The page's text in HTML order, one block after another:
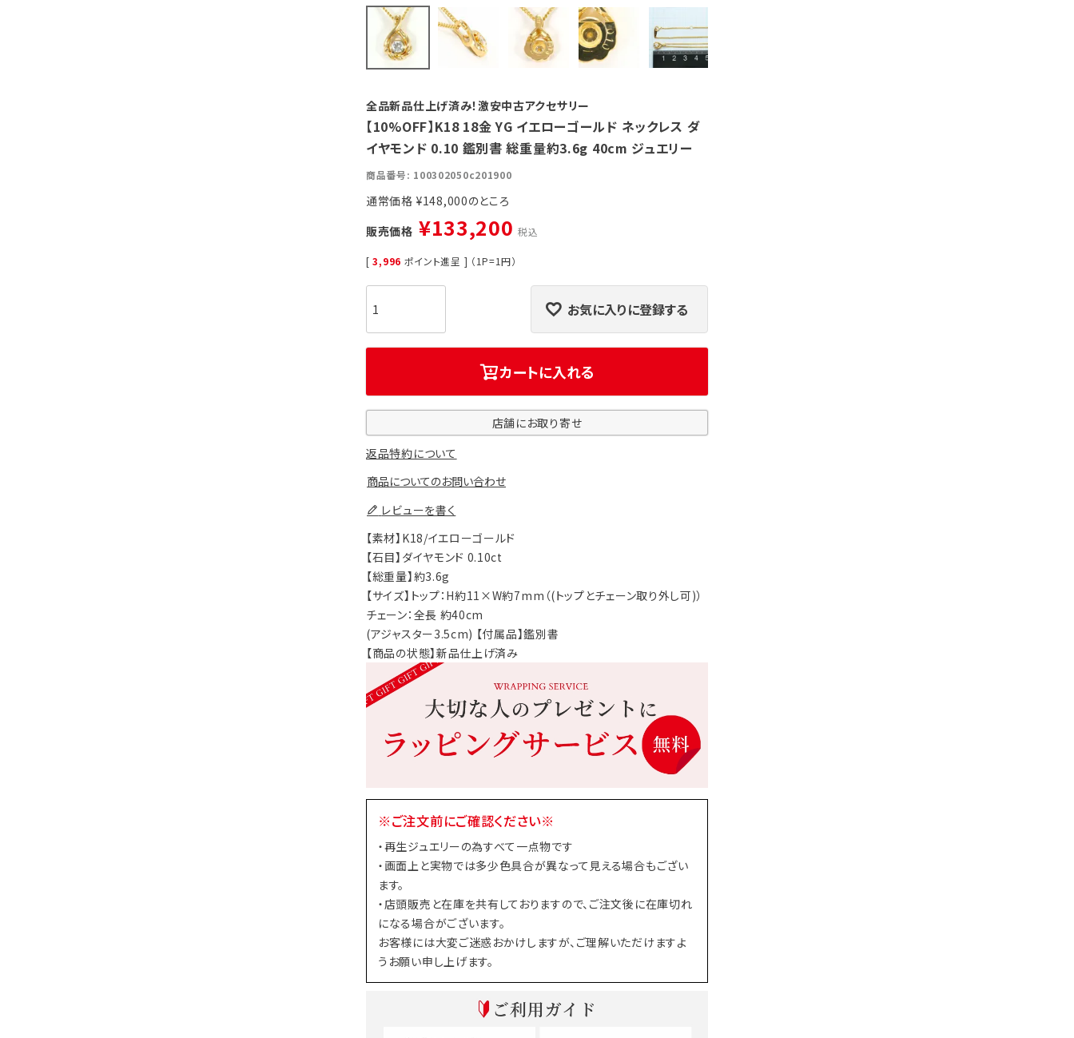
全品新品仕上げ済み！激安中古アクセサリー
【10%OFF】K18 18金 YG イエローゴールド ネックレス ダ
イヤモンド 0.10 鑑別書 総重量約3.6g 40cm ジュエリー
商品番号 100302050c201900
通常価格 ¥148,000
販売価格 ¥133,200 税込
[3,996 ポイント進呈 ] （1P=1円）
お気に入りに登録する
カートに入れる
店舗にお取り寄せ
返品特約について
商品についてのお問い合わせ
レビューを書く
【素材】K18/イエローゴールド
【石目】ダイヤモンド 0.10ct
【総重量】約3.6g
【サイズ】トップ：H約11×W約7mm（(トップとチェーン取り外し可)）
チェーン：全長 約40cm
(アジャスター3.5cm) 【付属品】鑑別書
【商品の状態】新品仕上げ済み
※ご注文前にご確認ください※
・再生ジュエリーの為すべて一点物です
・画面上と実物では多少色具合が異なって見える場合もござい
ます。
・店頭販売と在庫を共有しておりますので、ご注文後に在庫切れ
になる場合がございます。
お客様には大変ご迷惑おかけしますが、ご理解いただけますよ
うお願い申し上げます。